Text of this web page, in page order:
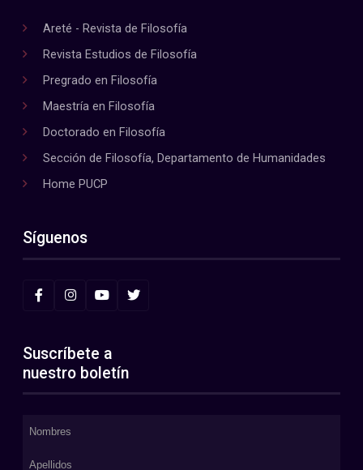
Areté - Revista de Filosofía
Revista Estudios de Filosofía
Pregrado en Filosofía
Maestría en Filosofía
Doctorado en Filosofía
Sección de Filosofía, Departamento de Humanidades
Home PUCP
Síguenos
Suscríbete a
nuestro boletín